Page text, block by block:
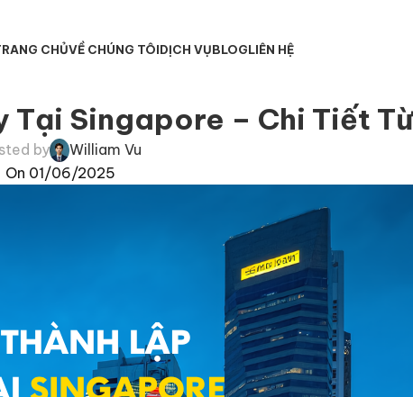
CHỦVỀ CHÚNG TÔIDỊCH VỤBLOGLIÊN HỆ
Tại Singapore – Chi Tiết
by
William Vu
On 01/06/2025